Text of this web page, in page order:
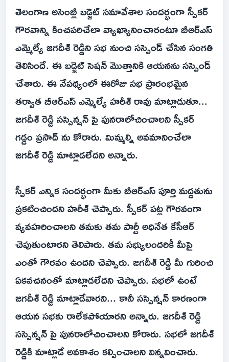
తెలంగాణ అసెంబ్లీ బడ్జెట్ సమావేశాల సందర్భంగా స్పీకర్
గౌరవాన్ని కించపరిచేలా వ్యాఖ్యానించారంటూ బీఆర్ఎస్
ఎమ్మెల్యే జగదీశ్ రెడ్డిని సభ నుంచి సస్పెండ్ చేసిన సంగతి
తెలిసిందే. ఈ బడ్జెట్ సెషన్ మొత్తానికి ఆయనను సస్పెండ్
చేశారు. ఈ నేపథ్యంలో ఈరోజు సభ ప్రారంభమైన
తర్వాత బీఆర్ఎస్ ఎమ్మెల్యే హరీశ్ రావు మాట్లాడుతూ...
జగదీశ్ రెడ్డి సస్పెన్షన్ పై పునరాలోచించాలని స్పీకర్
గడ్డం ప్రసాద్ ను కోరారు. మిమ్మల్ని అవమానించేలా
జగదీశ్ రెడ్డి మాట్లాడలేదని అన్నారు.
స్పీకర్ ఎన్నిక సందర్భంగా మీకు బీఆర్ఎస్ పూర్తి మద్దతును
ప్రకటించిందని హరీశ్ చెప్పారు. స్పీకర్ పట్ల గౌరవంగా
వ్యవహరించాలని తమకు తమ పార్టీ అధినేత కేసీఆర్
చెపుతుంటారని తెలిపారు. తమ సభ్యులందరికీ మీపై
ఎంతో గౌరవం ఉందని చెప్పారు. జగదీశ్ రెడ్డి మీ గురించి
ఏకవచనంతో మాట్లాడలేదని చెప్పారు. సభలో ఉంటే
జగదీశ్ రెడ్డి మాట్లాడేవారని... కానీ సస్పెన్షన్ కారణంగా
ఆయన సభకు రాలేకపోయారని అన్నారు. జగదీశ్ రెడ్డి
సస్పెన్షన్ పై పునరాలోచించాలని కోరారు. సభలో జగదీశ్
రెడ్డికి మాట్లాడే అవకాశం కల్పించాలని విన్నవించారు.